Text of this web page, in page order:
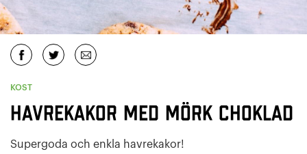
KOST
Havrekakor med mörk choklad
Supergoda och enkla havrekakor!